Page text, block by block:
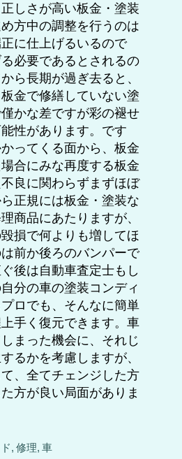
しさが高い板金・塗装
方中の調整を行うのは
に仕上げるいるので
必要であるとされるの
ら長期が過ぎ去ると、
金で修繕していない塗
かな差ですが彩の褪せ
性があります。です
ってくる面から、板金
合にみな再度する板金
良に関わらずまずほぼ
正規には板金・塗装な
商品にあたりますが、
損で何よりも増してほ
前か後ろのバンパーで
後は自動車査定士もし
分の車の塗装コンディ
ロでも、そんなに簡単
手く復元できます。車
まった機会に、それじ
るかを考慮しますが、
、全てチェンジした方
方が良い局面がありま
,修理,車